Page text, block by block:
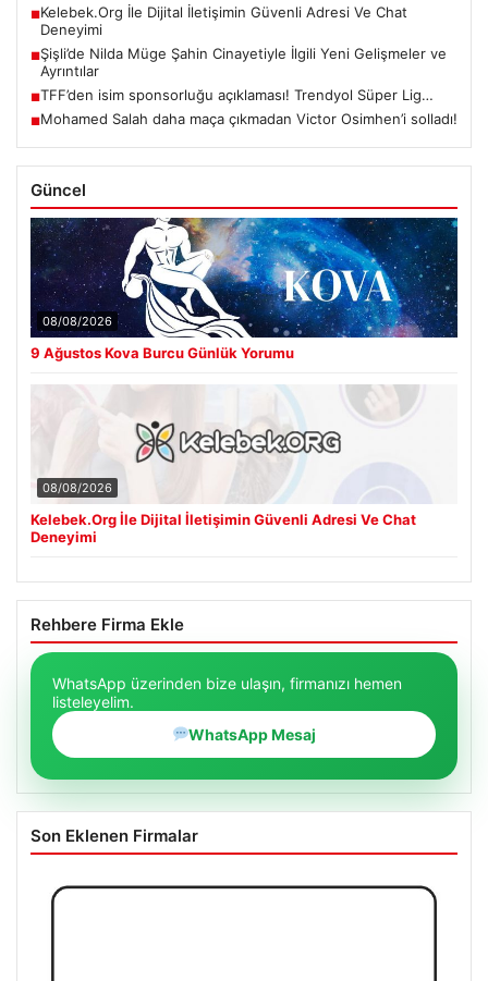
■Kelebek.Org İle Dijital İletişimin Güvenli Adresi Ve Chat
Deneyimi
■Şişli’de Nilda Müge Şahin Cinayetiyle İlgili Yeni Gelişmeler ve
Ayrıntılar
■TFF’den isim sponsorluğu açıklaması! Trendyol Süper Lig…
■Mohamed Salah daha maça çıkmadan Victor Osimhen’i solladı!
Güncel
08/08/2026
9 Ağustos Kova Burcu Günlük Yorumu
08/08/2026
Kelebek.Org İle Dijital İletişimin Güvenli Adresi Ve Chat
Deneyimi
Rehbere Firma Ekle
WhatsApp üzerinden bize ulaşın, firmanızı hemen
listeleyelim.
WhatsApp Mesaj
Son Eklenen Firmalar